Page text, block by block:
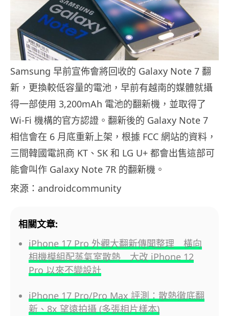
Samsung 早前宣佈會將回收的 Galaxy Note 7 翻
新，更換較低容量的電池，早前有越南的媒體就攝
得一部使用 3,200mAh 電池的翻新機，並取得了
Wi-Fi 機構的官方認證。翻新後的 Galaxy Note 7
相信會在 6 月底重新上架，根據 FCC 網站的資料，
三間韓國電訊商 KT、SK 和 LG U+ 都會出售這部可
能會叫作 Galaxy Note 7R 的翻新機。
來源：androidcommunity
相關文章:
iPhone 17 Pro 外觀大翻新傳聞整理 橫向
相機模組配蒸氣室散熱 大改 iPhone 12
Pro 以來不變設計
iPhone 17 Pro/Pro Max 評測：散熱徹底翻
新、8x 望遠拍攝 (多張相片樣本)